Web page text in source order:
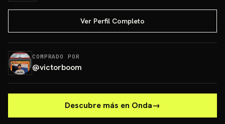
Ver Perfil Completo
COMPRADO POR
@victorboom
Descubre más en Onda→